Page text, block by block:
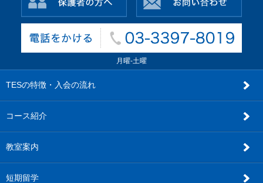
TESの特徴・入会の流れ
コース紹介
教室案内
短期留学
月曜-土曜